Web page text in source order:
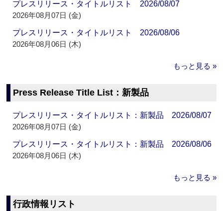
プレスリリース・タイトルリスト 2026/08/07
2026年08月07日 (金)
プレスリリース・タイトルリスト 2026/08/06
2026年08月06日 (木)
もっと見る »
Press Release Title List：新製品
プレスリリース・タイトルリスト：新製品 2026/08/07
2026年08月07日 (金)
プレスリリース・タイトルリスト：新製品 2026/08/06
2026年08月06日 (木)
もっと見る »
行政情報リスト